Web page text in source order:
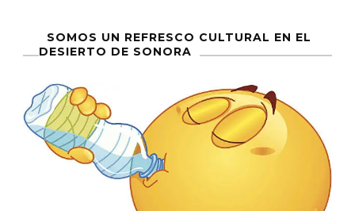
SOMOS UN REFRESCO CULTURAL EN EL
DESIERTO DE SONORA